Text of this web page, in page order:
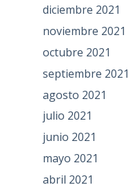
diciembre 2021
noviembre 2021
octubre 2021
septiembre 2021
agosto 2021
julio 2021
junio 2021
mayo 2021
abril 2021